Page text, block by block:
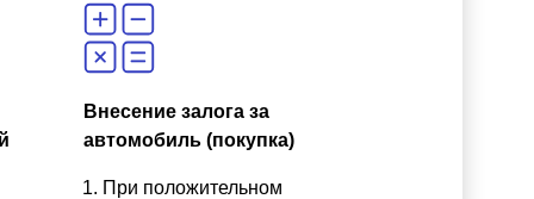
Внесение залога за
автомобиль (покупка)
При положительном